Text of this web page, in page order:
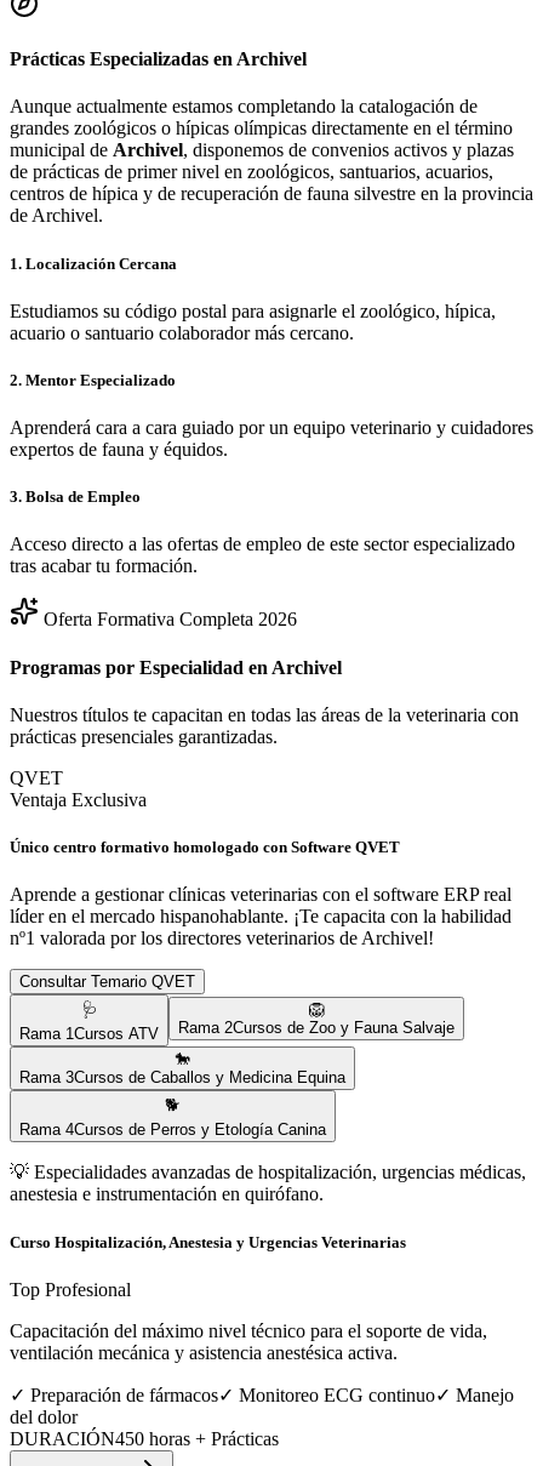
Prácticas Especializadas en Archivel
Aunque actualmente estamos completando la catalogación de
grandes zoológicos o hípicas olímpicas directamente en el término
municipal de Archivel, disponemos de convenios activos y plazas
de prácticas de primer nivel en zoológicos, santuarios, acuarios,
centros de hípica y de recuperación de fauna silvestre en la provincia
deArchivel.
1. Localización Cercana
Estudiamos su código postal para asignarle el zoológico, hípica,
acuario o santuario colaborador más cercano.
2. Mentor Especializado
Aprenderá cara a cara guiado por un equipo veterinario y cuidadores
expertos de fauna y équidos.
3. Bolsa de Empleo
Acceso directo a las ofertas de empleo de este sector especializado
tras acabar tu formación.
Oferta Formativa Completa 2026
Programas por Especialidad en Archivel
Nuestros títulos te capacitan en todas las áreas de la veterinaria con
prácticas presenciales garantizadas.
QVET
Ventaja Exclusiva
Único centro formativo homologado con Software QVET
Aprende a gestionar clínicas veterinarias con el software ERP real
líder en el mercado hispanohablante. ¡Te capacita con la habilidad
nº1 valorada por los directores veterinarios de Archivel!
Consultar Temario QVET
🩺
Rama 1Cursos ATV
🦁
Rama 2Cursos de Zoo y Fauna Salvaje
🐎
Rama 3Cursos de Caballos y Medicina Equina
🐕
Rama 4Cursos de Perros y Etología Canina
💡 Especialidades avanzadas de hospitalización, urgencias médicas,
anestesia e instrumentación en quirófano.
Curso Hospitalización, Anestesia y Urgencias Veterinarias
Top Profesional
Capacitación del máximo nivel técnico para el soporte de vida,
ventilación mecánica y asistencia anestésica activa.
✓ Preparación de fármacos✓ Monitoreo ECG continuo✓ Manejo
del dolor
DURACIÓN450 horas + Prácticas